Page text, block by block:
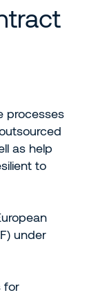
processes
as help
to
under
for